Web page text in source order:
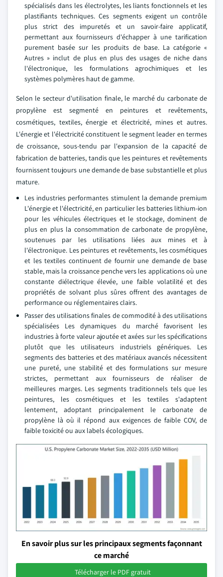
spécialisés dans les électrolytes, les liants fonctionnels et les
plastifiants techniques. Ces segments exigent un contrôle
plus strict des impuretés et un savoir-faire applicatif,
permettant aux fournisseurs d'échapper à une tarification
purement basée sur les produits de base. La catégorie «
Autres » inclut de plus en plus des usages de niche dans
l'électronique, les formulations agrochimiques et les
systèmes polymères haut de gamme.
Selon le secteur d'utilisation finale, le marché du carbonate de
propylène est segmenté en peintures et revêtements,
cosmétiques, textiles, énergie et électricité, mines et autres.
L'énergie et l'électricité constituent le segment leader en termes
de croissance, sous-tendu par l'expansion de la capacité de
fabrication de batteries, tandis que les peintures et revêtements
fournissent toujours une demande de base substantielle et plus
mature.
Les industries performantes stimulent la demande premium
L'énergie et l'électricité, en particulier les batteries lithium-ion
pour les véhicules électriques et le stockage, dominent de
plus en plus la consommation de carbonate de propylène,
soutenues par les utilisations liées aux mines et à
l'électronique. Les peintures et revêtements, les cosmétiques
et les textiles continuent de fournir une demande de base
stable, mais la croissance penche vers les applications où une
constante diélectrique élevée, une faible volatilité et des
propriétés de solvant plus sûres offrent des avantages de
performance ou réglementaires clairs.
Passer des utilisations finales de commodité à des utilisations
spécialisées Les dynamiques du marché favorisent les
industries à forte valeur ajoutée et axées sur les spécifications
plutôt que les utilisateurs industriels génériques. Les
segments des batteries et des matériaux avancés nécessitent
une pureté, une stabilité et des formulations sur mesure
strictes, permettant aux fournisseurs de réaliser de
meilleures marges. Les segments traditionnels tels que les
peintures, les cosmétiques et les textiles s'adaptent
lentement, adoptant principalement le carbonate de
propylène là où il répond aux exigences de faible COV, de
faible toxicité ou aux labels écologiques.
En savoir plus sur les principaux segments façonnant
ce marché
Télécharger le PDF gratuit